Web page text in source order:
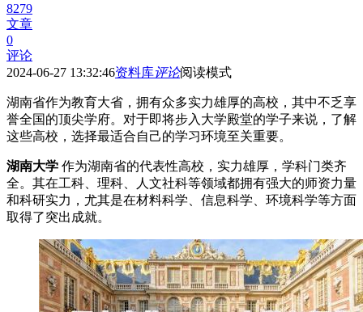
8279
文章
0
评论
2024-06-27 13:32:46资料库评论阅读模式
湖南省作为教育大省，拥有众多实力雄厚的高校，其中不乏享
誉全国的顶尖学府。对于即将步入大学殿堂的学子来说，了解
这些高校，选择最适合自己的学习环境至关重要。
湖南大学 作为湖南省的代表性高校，实力雄厚，学科门类齐
全。其在工科、理科、人文社科等领域都拥有强大的师资力量
和科研实力，尤其是在材料科学、信息科学、环境科学等方面
取得了突出成就。